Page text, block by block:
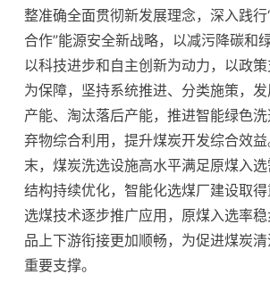
整准确全面贯彻新发展理念，深入践
合作”能源安全新战略，以减污降碳和
以科技进步和自主创新为动力，以政
为保障，坚持系统推进、分类施策，
产能、淘汰落后产能，推进智能绿色
弃物综合利用，提升煤炭开发综合效益
末，煤炭洗选设施高水平满足原煤入
结构持续优化，智能化选煤厂建设取
选煤技术逐步推广应用，原煤入选率
品上下游衔接更加顺畅，为促进煤炭
重要支撑。